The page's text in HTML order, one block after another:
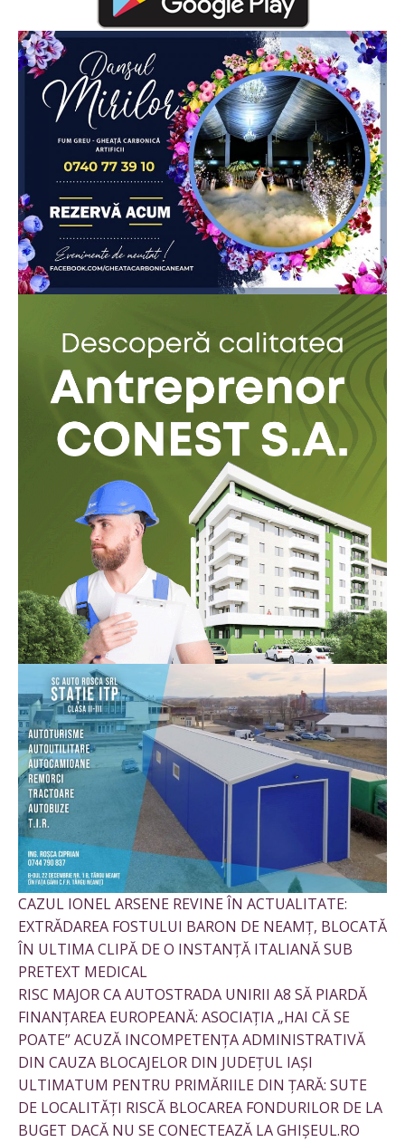
CAZUL IONEL ARSENE REVINE ÎN ACTUALITATE:
EXTRĂDAREA FOSTULUI BARON DE NEAMȚ, BLOCATĂ
ÎN ULTIMA CLIPĂ DE O INSTANȚĂ ITALIANĂ SUB
PRETEXT MEDICAL
RISC MAJOR CA AUTOSTRADA UNIRII A8 SĂ PIARDĂ
FINANȚAREA EUROPEANĂ: ASOCIAȚIA „HAI CĂ SE
POATE” ACUZĂ INCOMPETENȚA ADMINISTRATIVĂ
DIN CAUZA BLOCAJELOR DIN JUDEȚUL IAȘI
ULTIMATUM PENTRU PRIMĂRIILE DIN ȚARĂ: SUTE
DE LOCALITĂȚI RISCĂ BLOCAREA FONDURILOR DE LA
BUGET DACĂ NU SE CONECTEAZĂ LA GHIȘEUL.RO